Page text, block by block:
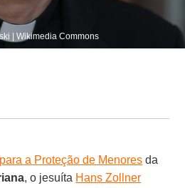
| Wikimedia Commons
a Proteção de Menores da
, o jesuíta Hans Zollner